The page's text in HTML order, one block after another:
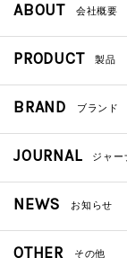
ABOUT 会社概要
PRODUCT 製品
BRAND ブランド
JOURNAL ジャー
NEWS お知らせ
OTHER その他